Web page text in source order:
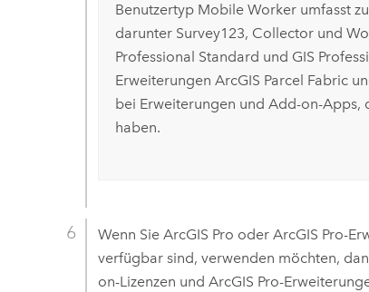
Benutzertyp Mobile Workerumfasst
darunter Survey123, Collectorund
Professional Standard und GIS
Erweiterungen ArcGIS Parcel Fabric
bei Erweiterungen und Add-on-Apps,
haben.
Wenn SieArcGIS Pro oderArcGIS Pro-
verfügbar sind, verwenden möchten,
on-Lizenzen undArcGIS Pro-